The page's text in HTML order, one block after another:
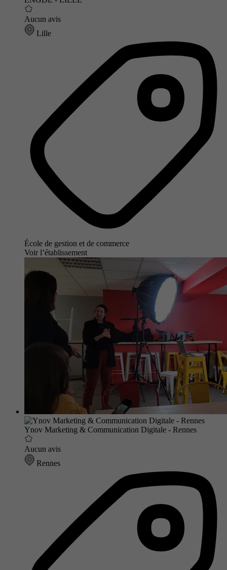
Aucun avis
Lille
École de gestion et de commerce
Voir l’établissement
Ynov Marketing & Communication Digitale - Rennes
Aucun avis
Rennes